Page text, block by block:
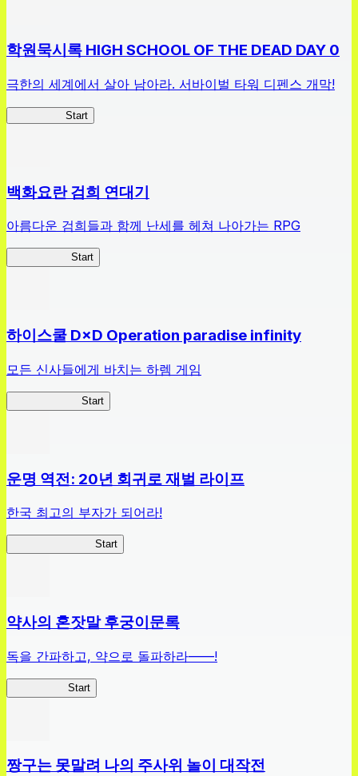
학원묵시록 HIGH SCHOOL OF THE DEAD DAY 0
극한의 세계에서 살아 남아라. 서바이벌 타워 디펜스 개막!
Start
백화요란 검희 연대기
아름다운 검희들과 함께 난세를 헤쳐 나아가는 RPG
Start
하이스쿨 D×D Operation paradise infinity
모든 신사들에게 바치는 하렘 게임
Start
운명 역전: 20년 회귀로 재벌 라이프
한국 최고의 부자가 되어라!
Start
약사의 혼잣말 후궁이문록
독을 간파하고, 약으로 돌파하라——!
Start
짱구는 못말려 나의 주사위 놀이 대작전